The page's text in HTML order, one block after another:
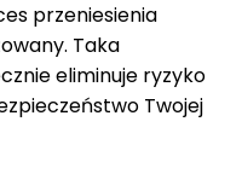
przeniesienia
Taka
eliminuje ryzyko
Twojej